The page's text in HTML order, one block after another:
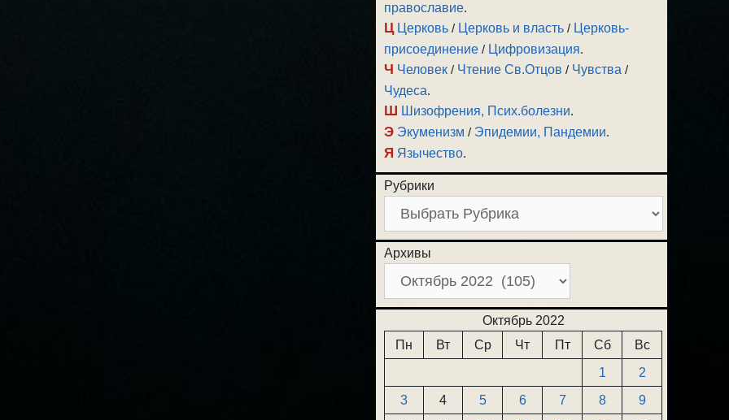
православие.
Ц Церковь / Церковь и власть / Церковь-
присоединение / Цифровизация.
Ч Человек / Чтение Св.Отцов / Чувства /
Чудеса.
Ш Шизофрения, Псих.болезни.
Э Экуменизм / Эпидемии, Пандемии.
Я Язычество.
Рубрики
Архивы
Октябрь 2022
Пн
Вт Ср Чт Пт Сб
Вс
1
2
3
4 5 6 7 8
9